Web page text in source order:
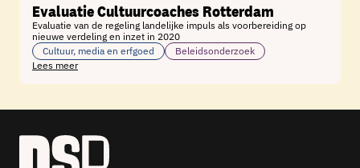
Evaluatie Cultuurcoaches Rotterdam
Evaluatie van de regeling landelijke impuls als voorbereiding op
nieuwe verdeling en inzet in 2020
Cultuur, media en erfgoed
Beleidsonderzoek
Lees meer